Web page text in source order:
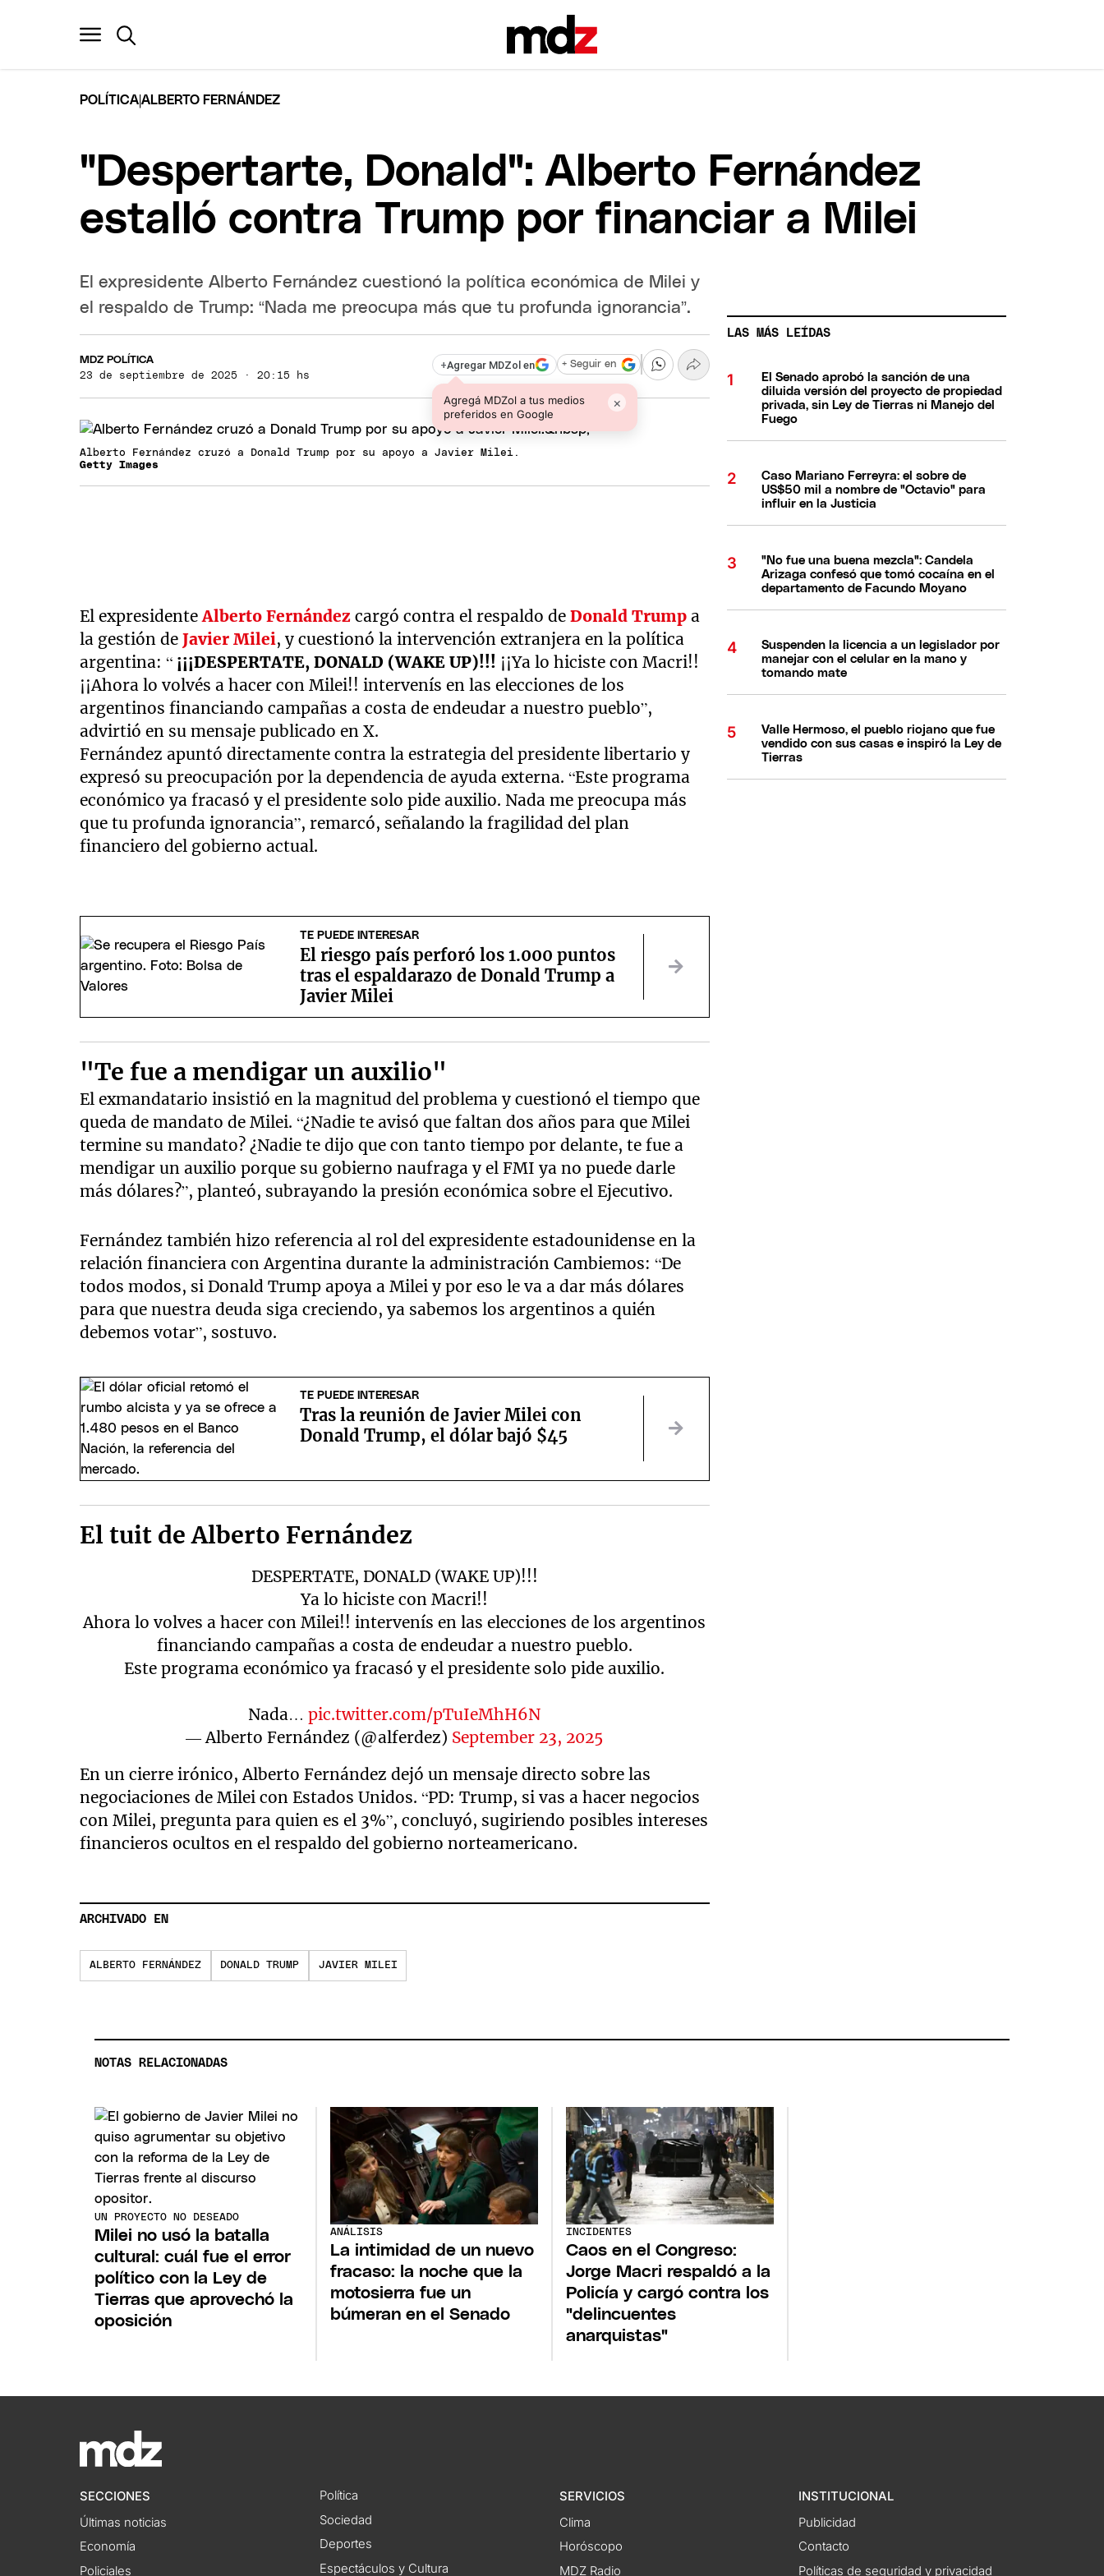
POLÍTICA|ALBERTO FERNÁNDEZ
"Despertarte, Donald": Alberto Fernández
estalló contra Trump por financiar a Milei
El expresidente Alberto Fernández cuestionó la política económica de Milei y
el respaldo de Trump: “Nada me preocupa más que tu profunda ignorancia”.
MDZ POLÍTICA
23 de septiembre de 2025 · 20:15 hs
+Agregar MDZol en
Agregá MDZol a tus medios
preferidos en Google
×
+ Seguir en
Alberto Fernández cruzó a Donald Trump por su apoyo a Javier Milei.
Getty Images
El expresidenteAlberto Fernández cargó contra el respaldo deDonald Trump a
la gestión deJavier Milei, y cuestionó la intervención extranjera en la política
argentina: “ ¡¡¡DESPERTATE, DONALD (WAKE UP)!!! ¡¡Ya lo hiciste con Macri!!
¡¡Ahora lo volvés a hacer con Milei!! intervenís en las elecciones de los
argentinos financiando campañas a costa de endeudar a nuestro pueblo”,
advirtió en su mensaje publicado en X.
Fernández apuntó directamente contra la estrategia del presidente libertario y
expresó su preocupación por la dependencia de ayuda externa. “Este programa
económico ya fracasó y el presidente solo pide auxilio. Nada me preocupa más
que tu profunda ignorancia”, remarcó, señalando la fragilidad del plan
financiero del gobierno actual.
TE PUEDE INTERESAR
El riesgo país perforó los 1.000 puntos
tras el espaldarazo de Donald Trump a
Javier Milei
"Te fue a mendigar un auxilio"
El exmandatario insistió en la magnitud del problema y cuestionó el tiempo que
queda de mandato de Milei. “¿Nadie te avisó que faltan dos años para que Milei
termine su mandato? ¿Nadie te dijo que con tanto tiempo por delante, te fue a
mendigar un auxilio porque su gobierno naufraga y el FMI ya no puede darle
más dólares?”, planteó, subrayando la presión económica sobre el Ejecutivo.
Fernández también hizo referencia al rol del expresidente estadounidense en la
relación financiera con Argentina durante la administración Cambiemos: “De
todos modos, si Donald Trump apoya a Milei y por eso le va a dar más dólares
para que nuestra deuda siga creciendo, ya sabemos los argentinos a quién
debemos votar”, sostuvo.
TE PUEDE INTERESAR
Tras la reunión de Javier Milei con
Donald Trump, el dólar bajó $45
El tuit de Alberto Fernández
DESPERTATE, DONALD (WAKE UP)!!!
Ya lo hiciste con Macri!!
Ahora lo volves a hacer con Milei!! intervenís en las elecciones de los argentinos
financiando campañas a costa de endeudar a nuestro pueblo.
Este programa económico ya fracasó y el presidente solo pide auxilio.
Nada…pic.twitter.com/pTuIeMhH6N
— Alberto Fernández (@alferdez) September 23, 2025
En un cierre irónico, Alberto Fernández dejó un mensaje directo sobre las
negociaciones de Milei con Estados Unidos. “PD: Trump, si vas a hacer negocios
con Milei, pregunta para quien es el 3%”, concluyó, sugiriendo posibles intereses
financieros ocultos en el respaldo del gobierno norteamericano.
ARCHIVADO EN
ALBERTO FERNÁNDEZ DONALD TRUMP JAVIER MILEI
LAS MÁS LEÍDAS
El Senado aprobó la sanción de una
diluida versión del proyecto de propiedad
privada, sin Ley de Tierras ni Manejo del
Fuego
Caso Mariano Ferreyra: el sobre de
US$50 mil a nombre de "Octavio" para
influir en la Justicia
"No fue una buena mezcla": Candela
Arizaga confesó que tomó cocaína en el
departamento de Facundo Moyano
Suspenden la licencia a un legislador por
manejar con el celular en la mano y
tomando mate
Valle Hermoso, el pueblo riojano que fue
vendido con sus casas e inspiró la Ley de
Tierras
NOTAS RELACIONADAS
UN PROYECTO NO DESEADO
Milei no usó la batalla
cultural: cuál fue el error
político con la Ley de
Tierras que aprovechó la
oposición
ANÁLISIS
La intimidad de un nuevo
fracaso: la noche que la
motosierra fue un
búmeran en el Senado
INCIDENTES
Caos en el Congreso:
Jorge Macri respaldó a la
Policía y cargó contra los
"delincuentes
anarquistas"
SECCIONES
Últimas noticias
Economía
Policiales
Política
Sociedad
Deportes
Espectáculos y Cultura
SERVICIOS
Clima
Horóscopo
MDZ Radio
INSTITUCIONAL
Publicidad
Contacto
Políticas de seguridad y privacidad